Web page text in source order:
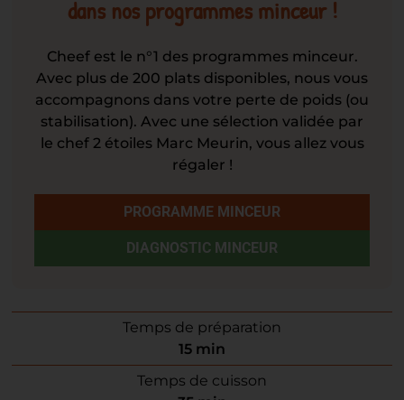
dans nos programmes minceur !
Cheef est le n°1 des programmes minceur.
Avec plus de 200 plats disponibles, nous vous
accompagnons dans votre perte de poids (ou
stabilisation). Avec une sélection validée par
le chef 2 étoiles Marc Meurin, vous allez vous
régaler !
PROGRAMME MINCEUR
DIAGNOSTIC MINCEUR
Temps de préparation
15 min
Temps de cuisson